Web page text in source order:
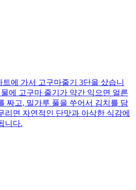
에 가서 고구마줄기 3단을 샀습니
에 고구마 줄기가 약간 익으면 얼른
짜고, 밀가루 풀을 쑤어서 김치를 담
리면 자연적인 단맛과 아삭한 식감에
니다.